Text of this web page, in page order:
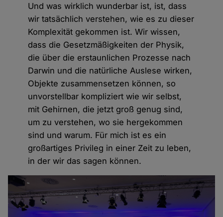
Und was wirklich wunderbar ist, ist, dass
wir tatsächlich verstehen, wie es zu dieser
Komplexität gekommen ist. Wir wissen,
dass die Gesetzmäßigkeiten der Physik,
die über die erstaunlichen Prozesse nach
Darwin und die natürliche Auslese wirken,
Objekte zusammensetzen können, so
unvorstellbar kompliziert wie wir selbst,
mit Gehirnen, die jetzt groß genug sind,
um zu verstehen, wo sie hergekommen
sind und warum. Für mich ist es ein
großartiges Privileg in einer Zeit zu leben,
in der wir das sagen können.